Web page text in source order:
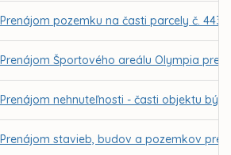
Prenájom pozemku na časti parcely č.
Prenájom Športového areálu Olympia pre
Prenájom nehnuteľnosti - časti objektu
Prenájom stavieb, budov a pozemkov pre